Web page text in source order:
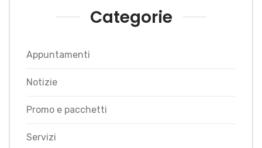
Categorie
Appuntamenti
Notizie
Promo e pacchetti
Servizi